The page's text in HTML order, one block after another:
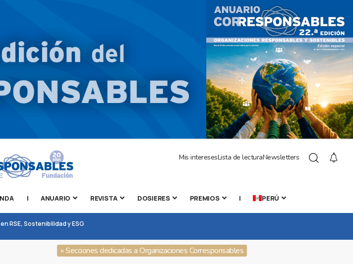
Mis interesesLista de lecturaNewsletters
| ANUARIO REVISTA DOSIERES PREMIOS | PERÚ
RSE, Sostenibilidad y ESG
» Secciones dedicadas a Organizaciones Corresponsables